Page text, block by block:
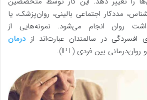
مددکار اجتماعی بالینی، روان‌پزشک، یا
روان انجام می‌شود. نمونه‌هایی از
افسردگی در سالمندان عبارت‌اند ازدرمان